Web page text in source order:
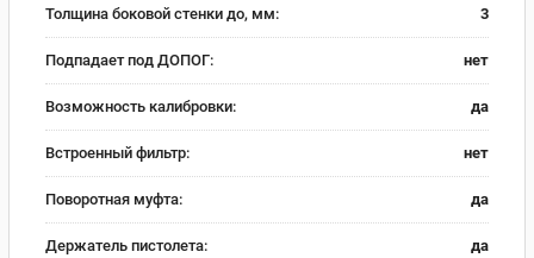
Толщина боковой стенки до, мм: 3
Подпадает под ДОПОГ: нет
Возможность калибровки: да
Встроенный фильтр: нет
Поворотная муфта: да
Держатель пистолета: да